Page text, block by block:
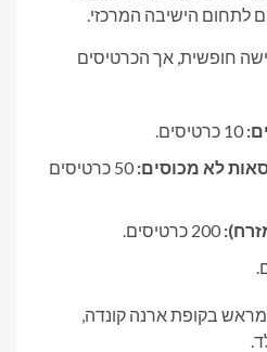
לתחום הישיבה המרכזי.
מתחת לגיל 12 יש גישה חופשית, אך הכרטיסים
לא מכוסים:
50 כרטיסים
מראש בקופת ארנה קונדה,